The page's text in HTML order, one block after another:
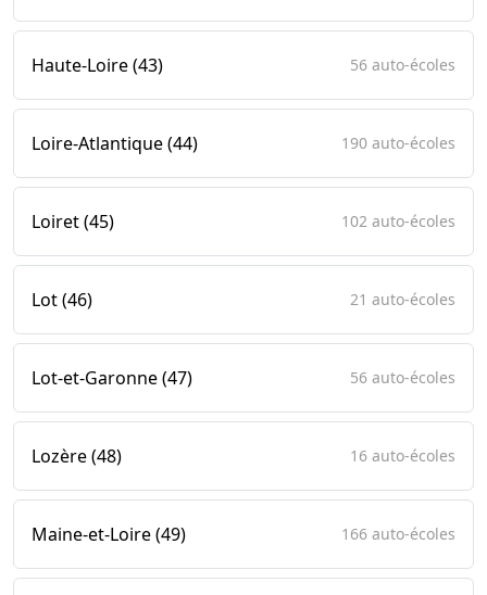
Haute-Loire (43) 56 auto-écoles
Loire-Atlantique (44) 190 auto-écoles
Loiret (45) 102 auto-écoles
Lot (46) 21 auto-écoles
Lot-et-Garonne (47) 56 auto-écoles
Lozère (48) 16 auto-écoles
Maine-et-Loire (49) 166 auto-écoles